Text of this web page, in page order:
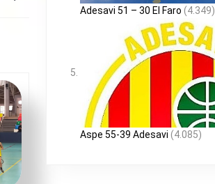
Adesavi 51 – 30 El Faro (4.349)
Aspe 55-39 Adesavi (4.085)